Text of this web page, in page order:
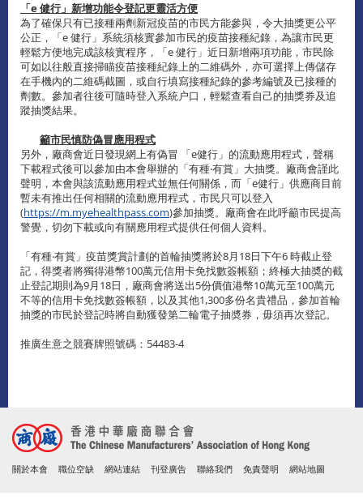
「e健行」新增功能令登記更靈活方便
為了確保只有已接種兩劑新冠疫苗的市民方能參與，令大抽獎更公平
公正，「e 健行」系統須核實參加市民的疫苗接種紀錄，為讓市民更
輕鬆方便地完成該核實程序，「e 健行」近日新增兩項功能，市民除
可如以往般直接掃瞄疫苗接種紀錄上的二維碼外，亦可選擇上傳儲存
在手機內的二維碼截圖，或自行填寫接種紀錄的參考編號及已接種的
劑數。參加者往後可隨時登入系統户口，輕鬆查看自己的抽獎券及追
蹤抽獎結果。
籲市民慎防偽冒應用程式
另外，廠商會近日發現網上有偽冒 「e健行」的流動應用程式，聲稱
下載程式後可以參加由本會舉辦的「有種‧有賞」大抽獎。廠商會謹此
聲明，本會與該流動應用程式並無任何關係，而「e健行」供應商目前
暫未有推出任何相關的流動應用程式，市民只可以登入
(https://m.myehealthpass.com)參加抽獎。廠商會在此呼籲市民提高
警覺，切勿下載或向有關應用程式提供任何個人資料。
「有種‧有賞」疫苗獎賞計劃的首輪抽獎將於8月18日下午6 時截止登
記，得獎者將獨得港幣100萬元信用卡免找數簽帳額；終極大抽奬的截
止登記期則為9月18日，廠商會將送出5份價值港幣10萬元至100萬元
不等的信用卡免找數簽帳額，以及其他1,300多份名貴禮品，參加首輪
抽獎的市民於登記時將自動獲發第二輪電子抽奬券，毋須再次登記。
推廣生意之競賽牌照號碼：54483-4
關於本會 職位空缺 網站連結 刊登廣告 聯絡我們 免責聲明 網站地圖